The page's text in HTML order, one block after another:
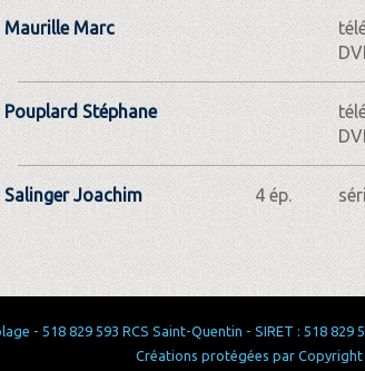
Maurille Marc
Pouplard Stéphane
Salinger Joachim 4 ép.
- 518 829 593 RCS Saint-Quentin - SIRET : 518 829
Créations protégées par Copyright